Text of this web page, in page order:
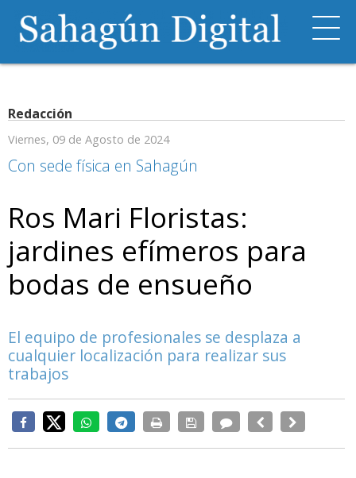
Redacción
Viernes, 09 de Agosto de 2024
Con sede física en Sahagún
Ros Mari Floristas:
jardines efímeros para
bodas de ensueño
El equipo de profesionales se desplaza a
cualquier localización para realizar sus
trabajos